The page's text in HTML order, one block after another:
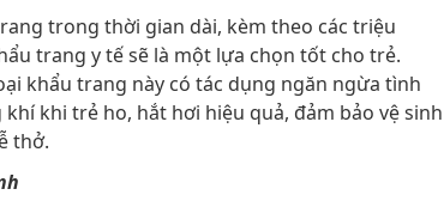
trong thời gian dài, kèm theo các triệu
trang y tế sẽ là một lựa chọn tốt cho trẻ.
khẩu trang này có tác dụng ngăn ngừa tình
khi trẻ ho, hắt hơi hiệu quả, đảm bảo vệ sinh
thở.